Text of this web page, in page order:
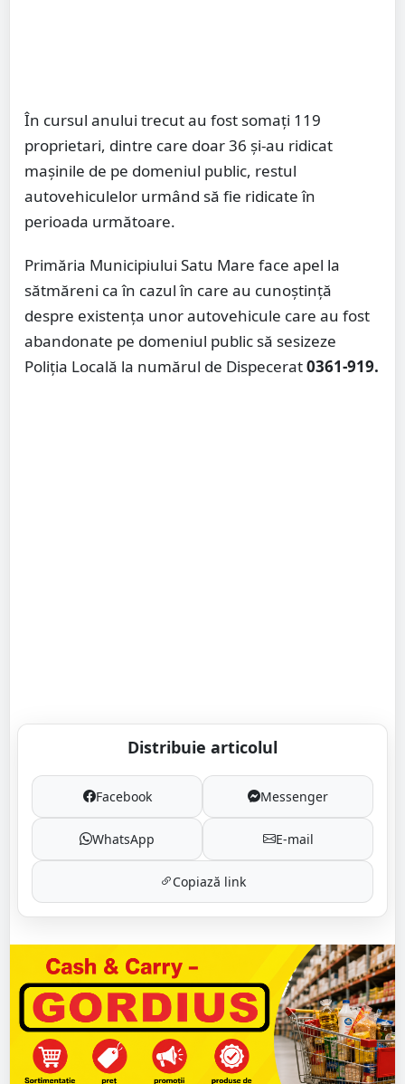
În cursul anului trecut au fost somați 119
proprietari, dintre care doar 36 și-au ridicat
mașinile de pe domeniul public, restul
autovehiculelor urmând să fie ridicate în
perioada următoare.
Primăria Municipiului Satu Mare face apel la
sătmăreni ca în cazul în care au cunoștință
despre existența unor autovehicule care au fost
abandonate pe domeniul public să sesizeze
Poliția Locală la numărul de Dispecerat0361-919.
Distribuie articolul
Facebook Messenger
WhatsApp E-mail
Copiază link